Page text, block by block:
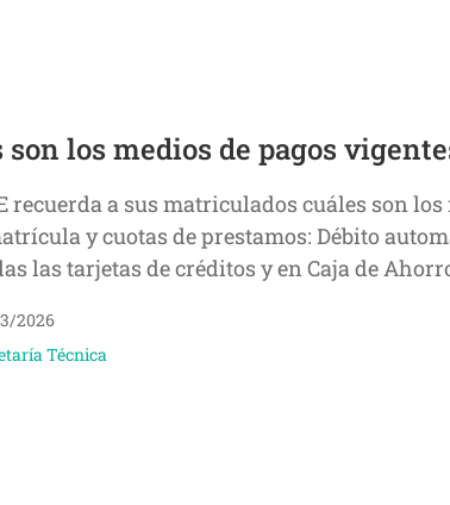
son los medios de pagos
recuerda a sus matriculados cuáles son
y cuotas de prestamos: Débito
las tarjetas de créditos y en Caja de
2026
Técnica